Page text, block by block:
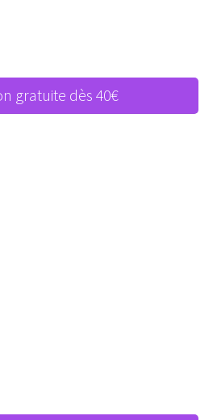
gratuite dès 40€